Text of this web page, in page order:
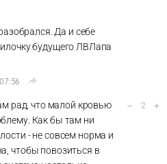
Да и себе
будущего ЛВЛапа
рад, что малой кровью
Как бы там ни
- не совсем норма и
чтобы повозиться в
– 2 +